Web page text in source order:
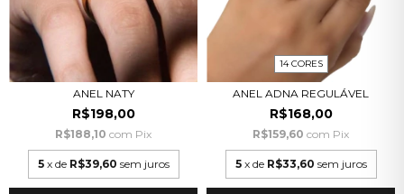
ANEL NATY
R$198,00
R$188,10 com Pix
5 x de R$39,60 sem juros
14 CORES
ANEL ADNA REGULÁVEL
R$168,00
R$159,60 com Pix
5 x de R$33,60 sem juros